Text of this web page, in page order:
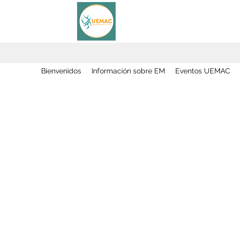
Bienvenidos Información sobre EM Eventos UEMAC